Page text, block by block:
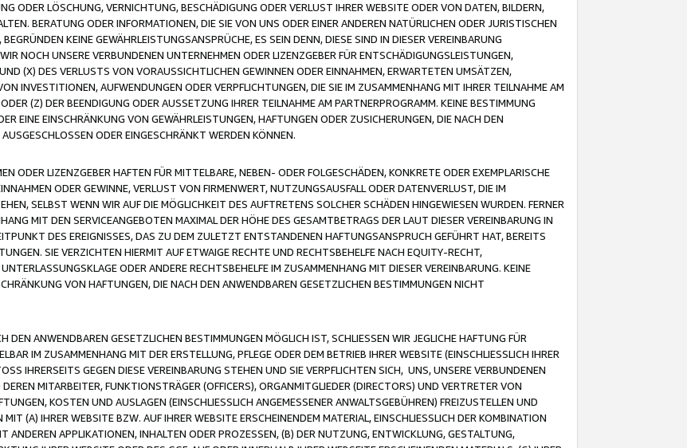
ODER LÖSCHUNG, VERNICHTUNG, BESCHÄDIGUNG ODER VERLUST IHRER WEBSITE ODER VON DATEN, BILDERN,
BERATUNG ODER INFORMATIONEN, DIE SIE VON UNS ODER EINER ANDEREN NATÜRLICHEN ODER JURISTISCHEN
KEINE GEWÄHRLEISTUNGSANSPRÜCHE, ES SEIN DENN, DIESE SIND IN DIESER VEREINBARUNG
NOCH UNSERE VERBUNDENEN UNTERNEHMEN ODER LIZENZGEBER FÜR ENTSCHÄDIGUNGSLEISTUNGEN,
(X) DES VERLUSTS VON VORAUSSICHTLICHEN GEWINNEN ODER EINNAHMEN, ERWARTETEN UMSÄTZEN,
INVESTITIONEN, AUFWENDUNGEN ODER VERPFLICHTUNGEN, DIE SIE IM ZUSAMMENHANG MIT IHRER TEILNAHME AM
(Z) DER BEENDIGUNG ODER AUSSETZUNG IHRER TEILNAHME AM PARTNERPROGRAMM. KEINE BESTIMMUNG
EINE EINSCHRÄNKUNG VON GEWÄHRLEISTUNGEN, HAFTUNGEN ODER ZUSICHERUNGEN, DIE NACH DEN
ODER EINGESCHRÄNKT WERDEN KÖNNEN.
ODER LIZENZGEBER HAFTEN FÜR MITTELBARE, NEBEN- ODER FOLGESCHÄDEN, KONKRETE ODER EXEMPLARISCHE
ODER GEWINNE, VERLUST VON FIRMENWERT, NUTZUNGSAUSFALL ODER DATENVERLUST, DIE IM
SELBST WENN WIR AUF DIE MÖGLICHKEIT DES AUFTRETENS SOLCHER SCHÄDEN HINGEWIESEN WURDEN. FERNER
MIT DEN SERVICEANGEBOTEN MAXIMAL DER HÖHE DES GESAMTBETRAGS DER LAUT DIESER VEREINBARUNG IN
DES EREIGNISSES, DAS ZU DEM ZULETZT ENTSTANDENEN HAFTUNGSANSPRUCH GEFÜHRT HAT, BEREITS
SIE VERZICHTEN HIERMIT AUF ETWAIGE RECHTE UND RECHTSBEHELFE NACH EQUITY-RECHT,
ODER ANDERE RECHTSBEHELFE IM ZUSAMMENHANG MIT DIESER VEREINBARUNG. KEINE
VON HAFTUNGEN, DIE NACH DEN ANWENDBAREN GESETZLICHEN BESTIMMUNGEN NICHT
ANWENDBAREN GESETZLICHEN BESTIMMUNGEN MÖGLICH IST, SCHLIESSEN WIR JEGLICHE HAFTUNG FÜR
IM ZUSAMMENHANG MIT DER ERSTELLUNG, PFLEGE ODER DEM BETRIEB IHRER WEBSITE (EINSCHLIESSLICH IHRER
IHRERSEITS GEGEN DIESE VEREINBARUNG STEHEN UND SIE VERPFLICHTEN SICH, UNS, UNSERE VERBUNDENEN
MITARBEITER, FUNKTIONSTRÄGER (OFFICERS), ORGANMITGLIEDER (DIRECTORS) UND VERTRETER VON
KOSTEN UND AUSLAGEN (EINSCHLIESSLICH ANGEMESSENER ANWALTSGEBÜHREN) FREIZUSTELLEN UND
(A) IHRER WEBSITE BZW. AUF IHRER WEBSITE ERSCHEINENDEM MATERIAL, EINSCHLIESSLICH DER KOMBINATION
ANDEREN APPLIKATIONEN, INHALTEN ODER PROZESSEN, (B) DER NUTZUNG, ENTWICKLUNG, GESTALTUNG,